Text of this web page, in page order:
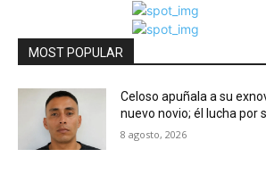
MOST POPULAR
Celoso apuñala a su
nuevo novio; él lucha por
8 agosto, 2026